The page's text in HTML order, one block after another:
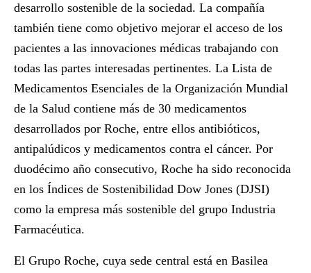
desarrollo sostenible de la sociedad. La compañía
también tiene como objetivo mejorar el acceso de los
pacientes a las innovaciones médicas trabajando con
todas las partes interesadas pertinentes. La Lista de
Medicamentos Esenciales de la Organización Mundial
de la Salud contiene más de 30 medicamentos
desarrollados por Roche, entre ellos antibióticos,
antipalúdicos y medicamentos contra el cáncer. Por
duodécimo año consecutivo, Roche ha sido reconocida
en los Índices de Sostenibilidad Dow Jones (DJSI)
como la empresa más sostenible del grupo Industria
Farmacéutica.
El Grupo Roche, cuya sede central está en Basilea